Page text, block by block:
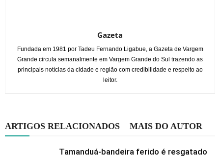
Gazeta
Fundada em 1981 por Tadeu Fernando Ligabue, a Gazeta de Vargem
Grande circula semanalmente em Vargem Grande do Sul trazendo as
principais notícias da cidade e região com credibilidade e respeito ao
leitor.
ARTIGOS RELACIONADOS MAIS DO AUTOR
Tamanduá-bandeira ferido é resgatado